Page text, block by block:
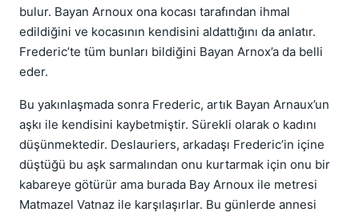
bulur. Bayan Arnoux ona kocası tarafından ihmal
edildiğini ve kocasının kendisini aldattığını da anlatır.
Frederic’te tüm bunları bildiğini Bayan Arnox’a da belli
eder.
Bu yakınlaşmada sonra Frederic, artık Bayan Arnaux’un
aşkı ile kendisini kaybetmiştir. Sürekli olarak o kadını
düşünmektedir. Deslauriers, arkadaşı Frederic’in içine
düştüğü bu aşk sarmalından onu kurtarmak için onu bir
kabareye götürür ama burada Bay Arnoux ile metresi
Matmazel Vatnaz ile karşılaşırlar. Bu günlerde annesi